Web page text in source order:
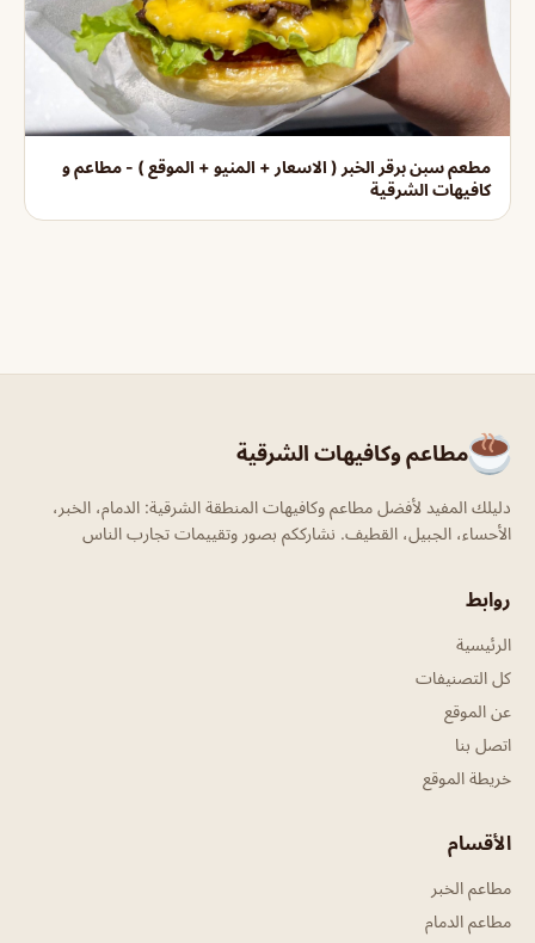
مطعم سبن برقر الخبر ( الاسعار + المنيو + الموقع ) - مطاعم و
كافيهات الشرقية
مطاعم وكافيهات الشرقية
دليلك المفيد لأفضل مطاعم وكافيهات المنطقة الشرقية: الدمام، الخبر،
الأحساء، الجبيل، القطيف. نشارككم بصور وتقييمات تجارب الناس
روابط
الرئيسية
كل التصنيفات
عن الموقع
اتصل بنا
خريطة الموقع
الأقسام
مطاعم الخبر
مطاعم الدمام